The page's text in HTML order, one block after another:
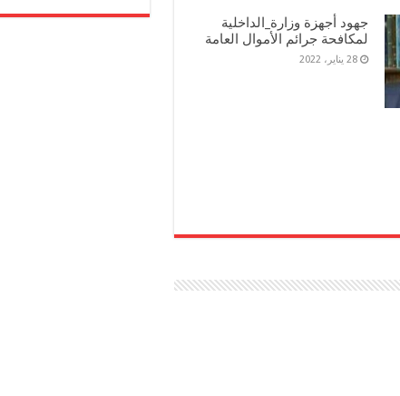
جهود أجهزة وزارة_الداخلية
لمكافحة جرائم الأموال العامة
28 يناير، 2022